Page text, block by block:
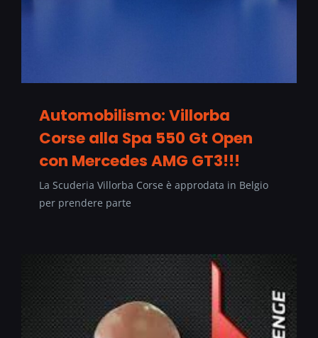
Automobilismo: Villorba
Corse alla Spa 550 Gt Open
con Mercedes AMG GT3!!!
La Scuderia Villorba Corse è approdata in Belgio
per prendere parte